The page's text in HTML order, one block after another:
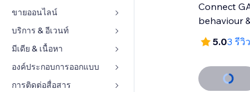
โฆษณา
โทรศัพท์มือถือ
บทวิเคราะห์
โซเชียล
ขายออนไลน์
แอปสำหรับร้านค้า
การจัดส่ง & ส่งมอบสินค้า
ปุ่มการจำหน่าย
คอร์สออนไลน์
บริการ & อีเวนท์
โรงแรม
อีเวนท์
ร้านอาหาร
มีเดีย & เนื้อหา
แกลเลอรี
เพลง
องค์ประกอบการออกแบบ
แผนที่  & การนำทาง
Connect
behaviour
5.03 รีวิว